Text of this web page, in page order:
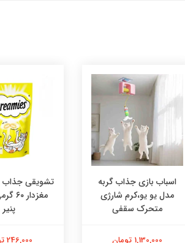
اسباب بازی جذاب گربه
مدل یو یو،کرم شارژی
متحرک سقفی
1,130,000 تومان
تشویقی جذاب
پنیر
246,000 تومان